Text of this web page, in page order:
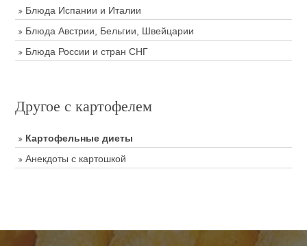
Блюда Испании и Италии
Блюда Австрии, Бельгии, Швейцарии
Блюда России и стран СНГ
Другое с картофелем
Картофельные диеты
Анекдоты с картошкой